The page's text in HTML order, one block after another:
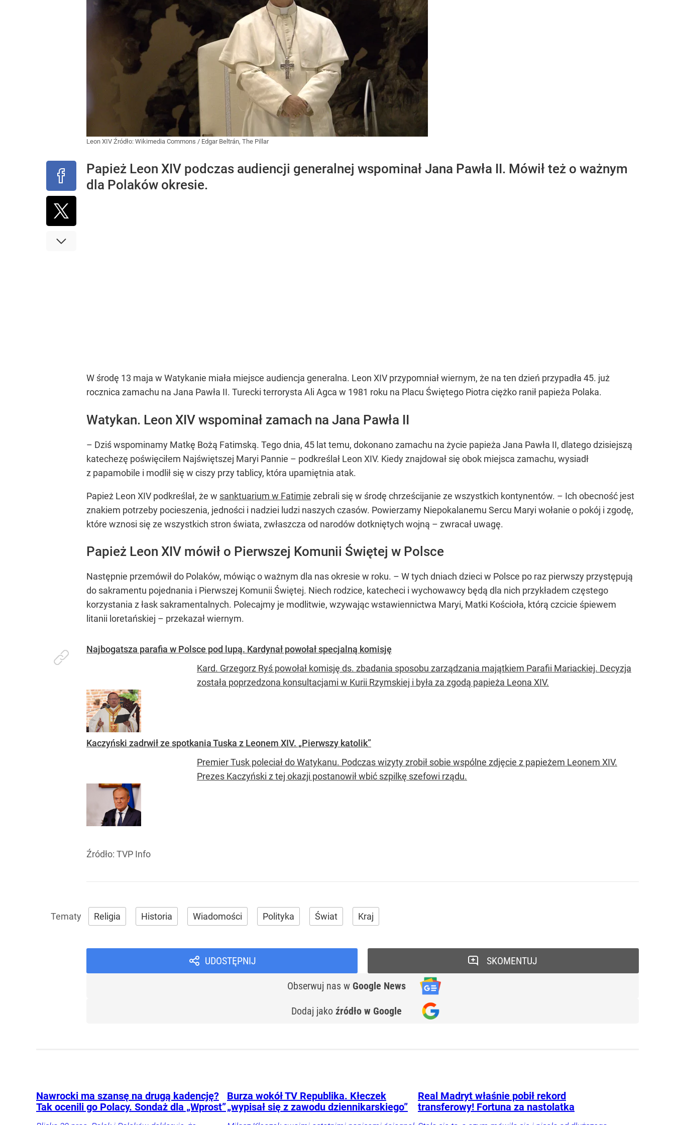
Leon XIV Źródło: Wikimedia Commons / Edgar Beltrán, The Pillar
Papież Leon XIV podczas audiencji generalnej wspominał Jana Pawła II. Mówił też o ważnym
dla Polaków okresie.
W środę 13 maja w Watykanie miała miejsce audiencja generalna. Leon XIV przypomniał wiernym, że na ten dzień przypadła 45. już
rocznica zamachu na Jana Pawła II. Turecki terrorysta Ali Agca w 1981 roku na Placu Świętego Piotra ciężko ranił papieża Polaka.
Watykan. Leon XIV wspominał zamach na Jana Pawła II
– Dziś wspominamy Matkę Bożą Fatimską. Tego dnia, 45 lat temu, dokonano zamachu na życie papieża Jana Pawła II, dlatego dzisiejszą
katechezę poświęciłem Najświętszej Maryi Pannie – podkreślał Leon XIV. Kiedy znajdował się obok miejsca zamachu, wysiadł
z papamobile i modlił się w ciszy przy tablicy, która upamiętnia atak.
Papież Leon XIV podkreślał, że w sanktuarium w Fatimie zebrali się w środę chrześcijanie ze wszystkich kontynentów. – Ich obecność jest
znakiem potrzeby pocieszenia, jedności i nadziei ludzi naszych czasów. Powierzamy Niepokalanemu Sercu Maryi wołanie o pokój i zgodę,
które wznosi się ze wszystkich stron świata, zwłaszcza od narodów dotkniętych wojną – zwracał uwagę.
Papież Leon XIV mówił o Pierwszej Komunii Świętej w Polsce
Następnie przemówił do Polaków, mówiąc o ważnym dla nas okresie w roku. – W tych dniach dzieci w Polsce po raz pierwszy przystępują
do sakramentu pojednania i Pierwszej Komunii Świętej. Niech rodzice, katecheci i wychowawcy będą dla nich przykładem częstego
korzystania z łask sakramentalnych. Polecajmy je modlitwie, wzywając wstawiennictwa Maryi, Matki Kościoła, którą czcicie śpiewem
litanii loretańskiej – przekazał wiernym.
Najbogatsza parafia w Polsce pod lupą. Kardynał powołał specjalną komisję
Kard. Grzegorz Ryś powołał komisję ds. zbadania sposobu zarządzania majątkiem Parafii Mariackiej. Decyzja
została poprzedzona konsultacjami w Kurii Rzymskiej i była za zgodą papieża Leona XIV.
Kaczyński zadrwił ze spotkania Tuska z Leonem XIV. „Pierwszy katolik”
Premier Tusk poleciał do Watykanu. Podczas wizyty zrobił sobie wspólne zdjęcie z papieżem Leonem XIV.
Prezes Kaczyński z tej okazji postanowił wbić szpilkę szefowi rządu.
Źródło: TVP Info
Religia Historia Wiadomości Polityka Świat Kraj
UDOSTĘPNIJ
Obserwuj nas w Google News
Dodaj jako źródło w Google
SKOMENTUJ
Nawrocki ma szansę na drugą kadencję?
Tak ocenili go Polacy. Sondaż dla „Wprost”
Burza wokół TV Republika. Kłeczek
„wypisał się z zawodu dziennikarskiego”
Real Madryt właśnie pobił rekord
transferowy! Fortuna za nastolatka